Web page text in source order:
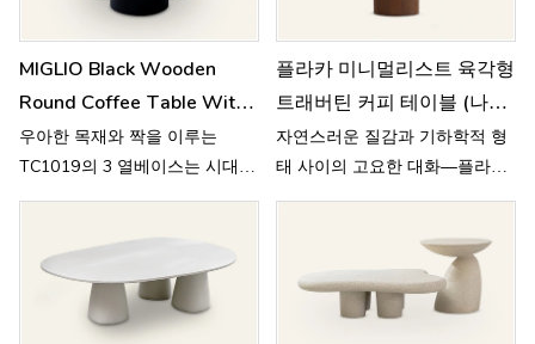
MIGLIO Black Wooden
Round Coffee Table With
Three-Column Base
TC1019
우아한 목재와 짝을 이루는
TC1019의 3 열베이스는 시대를
초월한 미니멀리스트 현대 디자
플라카 미니멀리스트 육각형
트래버틴 커피 테이블 (나무
다리 포함) TC1065
자연스러운 질감과 기하학적 형
태 사이의 고요한 대화—플라카
커피 테이블은 평온한 조화를 구